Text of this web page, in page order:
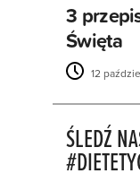
3
Święta
12
ŚLEDŹ